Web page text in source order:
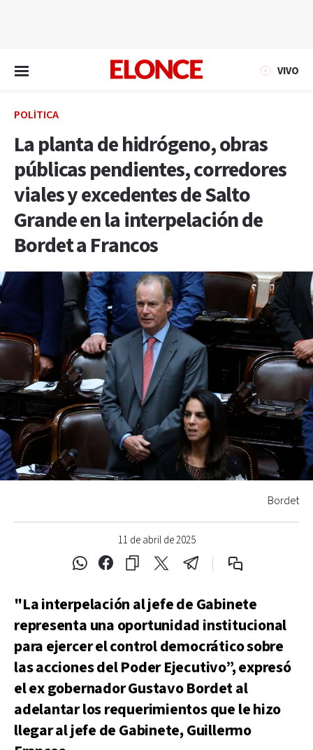
VIVO
POLÍTICA
La planta de hidrógeno, obras
públicas pendientes, corredores
viales y excedentes de Salto
Grande en la interpelación de
Bordet a Francos
11 de abril de 2025
Bordet
"La interpelación al jefe de Gabinete
representa una oportunidad institucional
para ejercer el control democrático sobre
las acciones del Poder Ejecutivo”, expresó
el ex gobernador Gustavo Bordet al
adelantar los requerimientos que le hizo
llegar al jefe de Gabinete, Guillermo